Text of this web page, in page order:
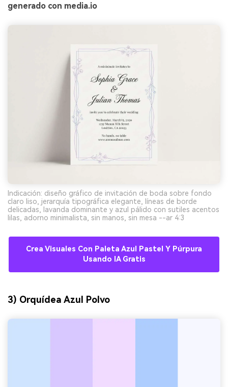
generado con media.io
Indicación: diseño gráfico de invitación de boda sobre fondo
claro liso, jerarquía tipográfica elegante, líneas de borde
delicadas, lavanda dominante y azul pálido con sutiles acentos
lilas, adorno minimalista, sin manos, sin mesa --ar 4:3
Crea Visuales Con Paleta Azul Pastel Y Púrpura
Usando IA Gratis
3) Orquídea Azul Polvo